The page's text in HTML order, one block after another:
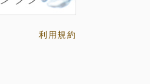
利用規約